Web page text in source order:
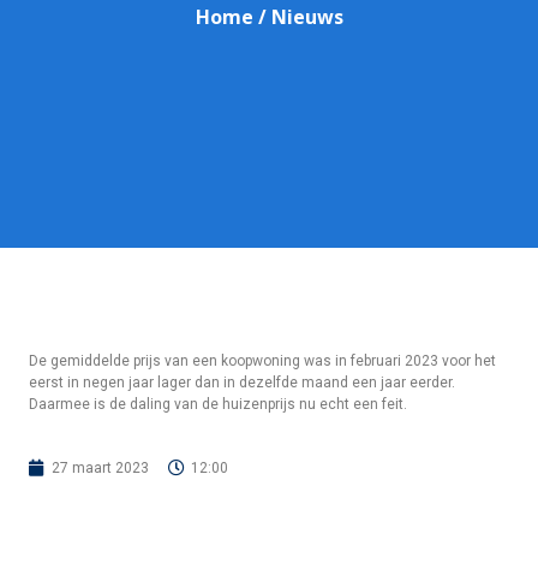
Home / Nieuws
De gemiddelde prijs van een koopwoning was in februari 2023 voor het
eerst in negen jaar lager dan in dezelfde maand een jaar eerder.
Daarmee is de daling van de huizenprijs nu echt een feit.
27 maart 2023 12:00